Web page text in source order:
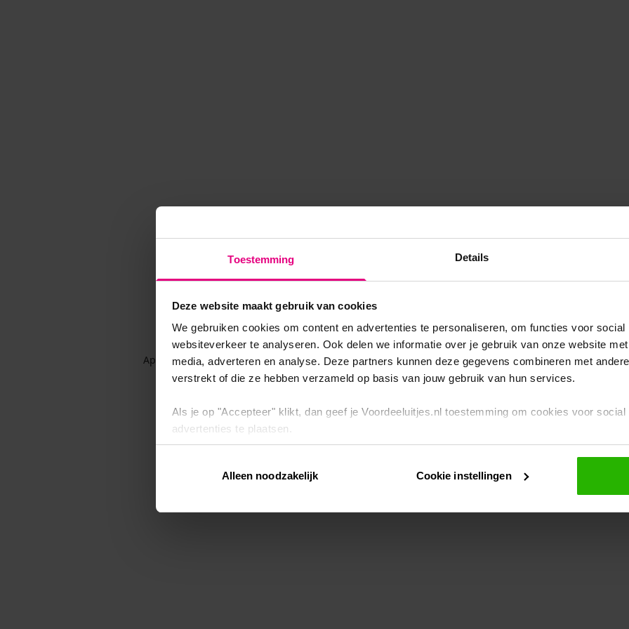
Toestemming Details
Deze website maakt gebruik van cookies
We gebruiken cookies om content en advertenties te personaliseren, om functies voor
websiteverkeer te analyseren. Ook delen we informatie over je gebruik van onze website
media, adverteren en analyse. Deze partners kunnen deze gegevens combineren met
verstrekt of die ze hebben verzameld op basis van jouw gebruik van hun services.
Als je op "Accepteer" klikt, dan geef je Voordeeluitjes.nl toestemming om cookies voor
advertenties te plaatsen.
Via "Cookie instellingen" kun je ook zelf instellen welke cookies worden geplaatst. Je kunt je
intrekken op onscookiebeleid.
Alleen noodzakelijk Cookie instellingen
Application error: a client-side exception has occurred while loadingwww.voordeeluitjes.nl (see the